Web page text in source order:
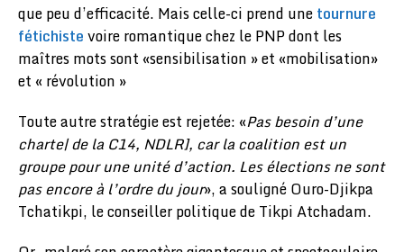
que peu d’efficacité. Mais celle-ci prend unetournure
fétichistevoire romantique chez le PNP dont les
maîtres mots sont «sensibilisation » et «mobilisation»
et « révolution »
Toute autre stratégie est rejetée: «Pas besoin d’une
charte| de la C14, NDLR], car la coalition est un
groupe pour une unité d’action. Les élections ne sont
pas encore à l’ordre du jour», a souligné Ouro-Djikpa
Tchatikpi, le conseiller politique de Tikpi Atchadam.